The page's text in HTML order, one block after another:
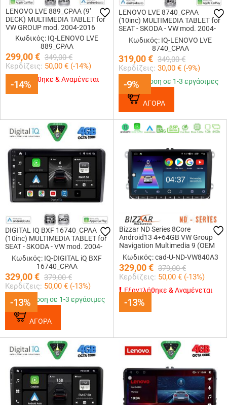
-14%
LENOVO LVE 889_CPAA (9''
DECK) MULTIMEDIA TABLET for
VW GROUP mod. 2004-2016
Κωδικός: IQ-LENOVO LVE
889_CPAA
299,00€ 349,00 €
Κερδίζεις: 50,00 € (-14%)
-14%
Εξαντλήθηκε & Αναμένεται -9%
LENOVO LVE 8740_CPAA
(10inc) MULTIMEDIA TABLET for
SEAT - SKODA - VW mod. 2004-
2014Κωδικός: IQ-LENOVO LVE
8740_CPAA
319,00€ 349,00 €
Κερδίζεις: 30,00 € (-9%)
-9%
Παράδοση σε 1-3 εργάσιμες
ΑΓΟΡΑ
-13%
DIGITAL IQ BXF 16740_CPAA
(10inc) MULTIMEDIA TABLET for
SEAT - SKODA - VW mod. 2004-
2014Κωδικός: IQ-DIGITAL iQ BXF
16740_CPAA
329,00€ 379,00 €
Κερδίζεις: 50,00 € (-13%)
-13%
Παράδοση σε 1-3 εργάσιμες
ΑΓΟΡΑ
-13%
Bizzar ND Series 8Core
Android13 4+64GB VW Group
Navigation Multimedia 9 (OEM
Style)
Κωδικός: cad-U-ND-VW840A3
329,00€ 379,00 €
Κερδίζεις: 50,00 € (-13%)
-13%
Εξαντλήθηκε & Αναμένεται